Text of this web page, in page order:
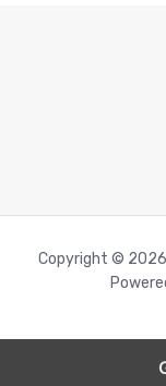
Copyright © 2026